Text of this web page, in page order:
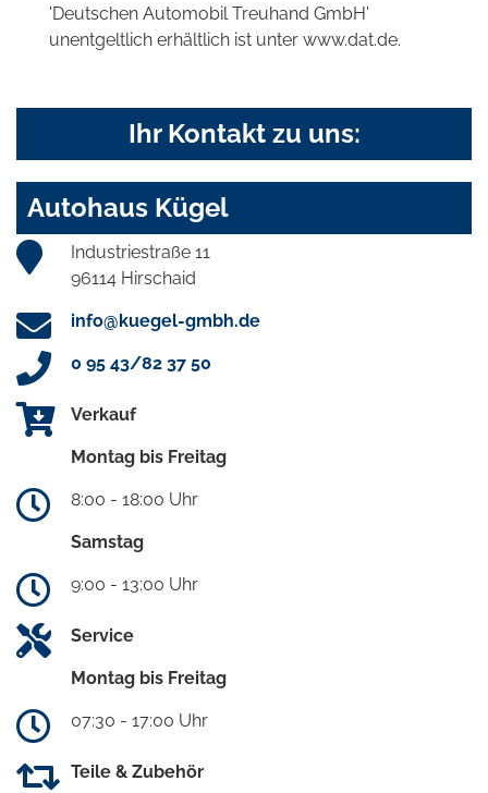
'Deutschen Automobil Treuhand GmbH'
unentgeltlich erhältlich ist unter www.dat.de.
Ihr Kontakt zu uns:
Autohaus Kügel
Industriestraße 11
96114 Hirschaid
info@kuegel-gmbh.de
0 95 43/82 37 50
Verkauf
Montag bis Freitag
8:00 - 18:00 Uhr
Samstag
9:00 - 13:00 Uhr
Service
Montag bis Freitag
07:30 - 17:00 Uhr
Teile & Zubehör